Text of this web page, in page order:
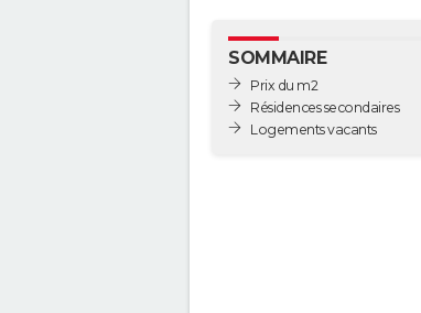
SOMMAIRE
Prix du m2
Résidences secondaires
Logements vacants